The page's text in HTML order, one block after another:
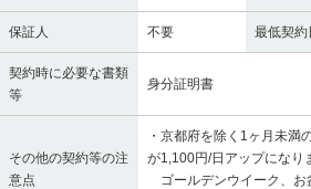
保証人 不要 最低契約
契約時に必要な書類
等
身分証明書
その他の契約等の注
意点
・京都府を除く1ヶ月未満
が1,100円/日アップになり
ゴールデンウイーク、お